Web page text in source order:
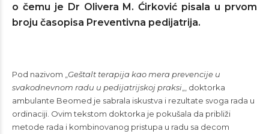
o čemu je Dr Olivera M. Ćirković pisala u prvom
broju časopisa Preventivna pedijatrija.
Pod nazivom „ Geštalt terapija kao mera prevencije u
svakodnevnom radu u pedijatrijskoj praksi „, doktorka
ambulante Beomed je sabrala iskustva i rezultate svoga rada u
ordinaciji. Ovim tekstom doktorka je pokušala da približi
metode rada i kombinovanog pristupa u radu sa decom